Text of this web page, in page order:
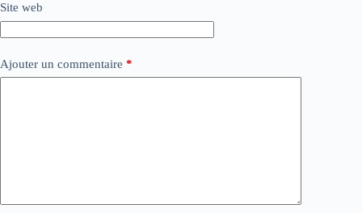
Site web
Ajouter un commentaire *